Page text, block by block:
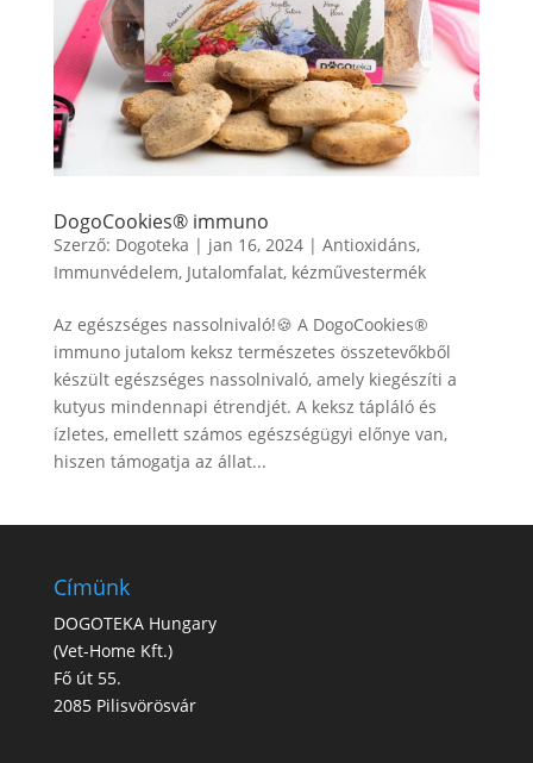
DogoCookies® immuno
Szerző: Dogoteka | jan 16, 2024| Antioxidáns,
Immunvédelem, Jutalomfalat, kézművestermék
Az egészséges nassolnivaló!🍪 A DogoCookies®
immuno jutalom keksz természetes összetevőkből
készült egészséges nassolnivaló, amely kiegészíti a
kutyus mindennapi étrendjét. A keksz tápláló és
ízletes, emellett számos egészségügyi előnye van,
hiszen támogatja az állat...
Címünk
DOGOTEKA Hungary
(Vet-Home Kft.)
Fő út 55.
2085 Pilisvörösvár